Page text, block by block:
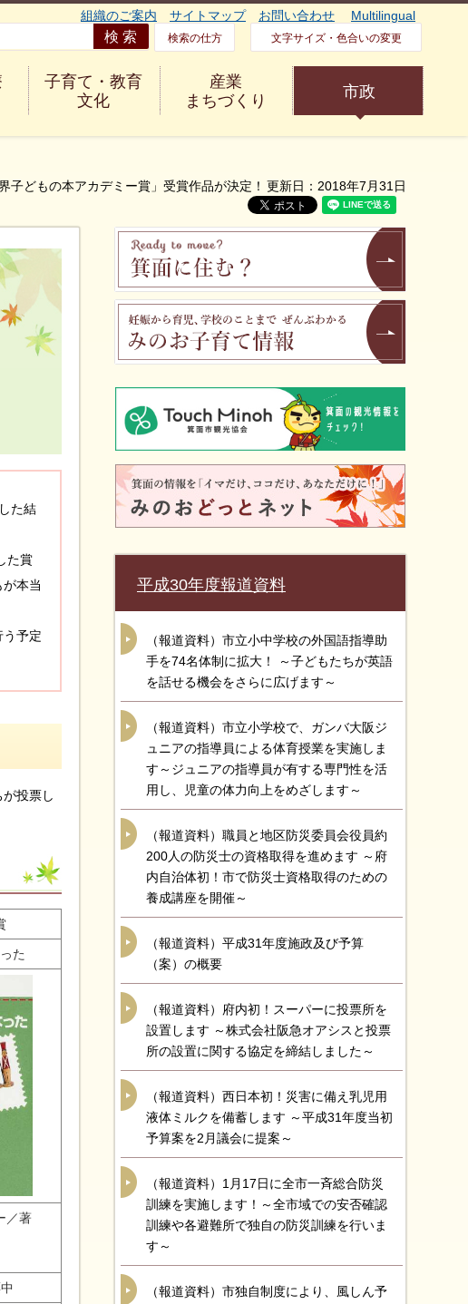
組織のご案内 サイトマップ お問い合わせ Multilingual
検索の仕方 文字サイズ・色合いの変更
子育て・教育
文化
産業
まちづくり
市政
どもの本アカデミー賞」受賞作品が決定！ 更新日：2018年7月31日
た結
た賞
本当
予定
投票し
た
／著
平成30年度報道資料
（報道資料）市立小中学校の外国語指導助
手を74名体制に拡大！ ～子どもたちが英語
を話せる機会をさらに広げます～
（報道資料）市立小学校で、ガンバ大阪ジ
ュニアの指導員による体育授業を実施しま
す～ジュニアの指導員が有する専門性を活
用し、児童の体力向上をめざします～
（報道資料）職員と地区防災委員会役員約
200人の防災士の資格取得を進めます ～府
内自治体初！市で防災士資格取得のための
養成講座を開催～
（報道資料）平成31年度施政及び予算
（案）の概要
（報道資料）府内初！スーパーに投票所を
設置します ～株式会社阪急オアシスと投票
所の設置に関する協定を締結しました～
（報道資料）西日本初！災害に備え乳児用
液体ミルクを備蓄します ～平成31年度当初
予算案を2月議会に提案～
（報道資料）1月17日に全市一斉総合防災
訓練を実施します！～全市域での安否確認
訓練や各避難所で独自の防災訓練を行いま
す～
（報道資料）市独自制度により、風しん予